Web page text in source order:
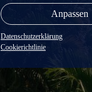
Anpassen
Datenschutzerklärung
Cookierichtlinie